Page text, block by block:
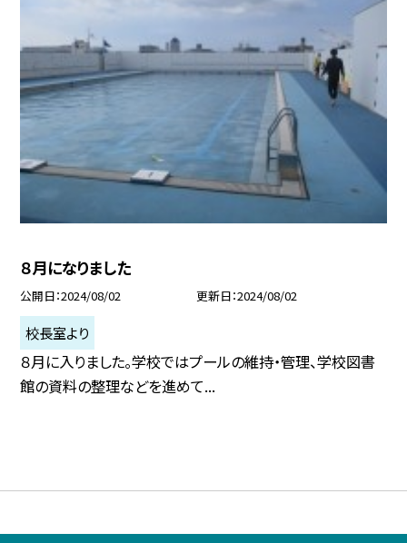
８月になりました
公開日 2024/08/02 更新日 2024/08/02
校長室より
８月に入りました。学校ではプールの維持・管理、学校図書
館の資料の整理などを進めて...